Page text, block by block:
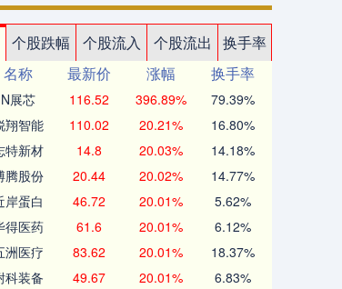
个股跌幅 个股流入 个股流出
换手率
名称 最新价 涨幅
换手率
N展芯 116.52 396.89% 79.39%
翔智能 110.02 20.21% 16.80%
特新材 14.8 20.03% 14.18%
腾股份 20.44 20.02% 14.77%
岸蛋白 46.72 20.01% 5.62%
得医药 61.6 20.01% 6.12%
洲医疗 83.62 20.01% 18.37%
科装备 49.67 20.01% 6.83%